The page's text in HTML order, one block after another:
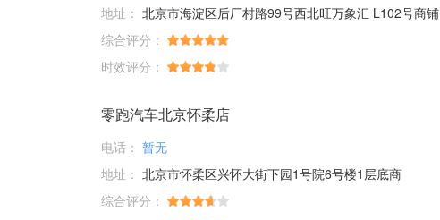
地址： 北京市海淀区后厂村路99号西北旺万象汇 L102号商铺
综合评分：
时效评分：
零跑汽车北京怀柔店
电话： 暂无
地址： 北京市怀柔区兴怀大街下园1号院6号楼1层底商
综合评分：